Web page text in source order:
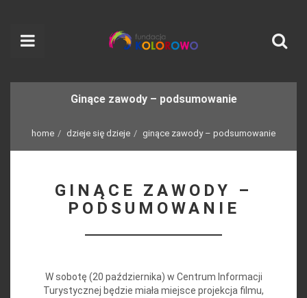
Ginące zawody – podsumowanie
home dzieje się dzieje ginące zawody – podsumowanie
GINĄCE ZAWODY –
PODSUMOWANIE
W sobotę (20 października) w Centrum Informacji
Turystycznej będzie miała miejsce projekcja filmu,